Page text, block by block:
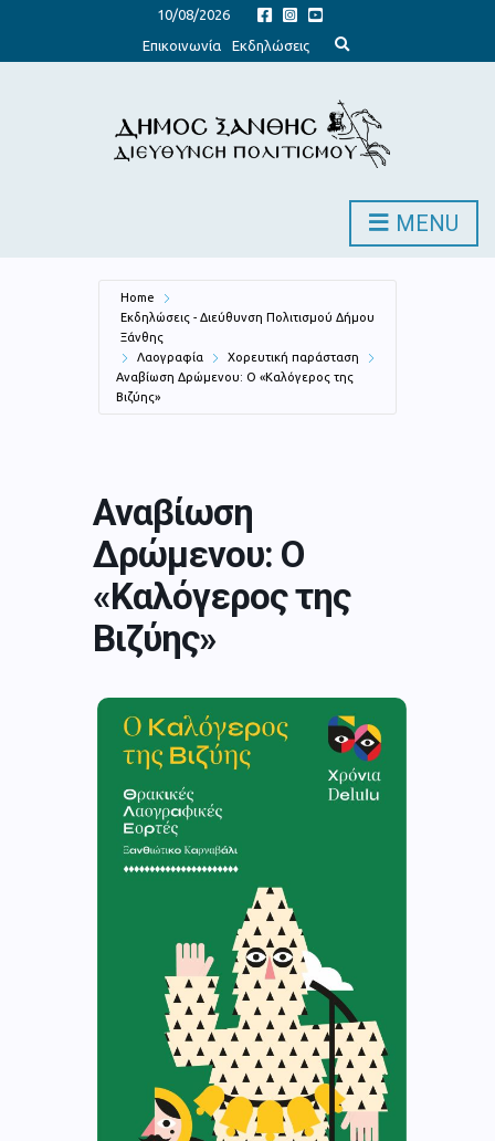
10/08/2026
Επικοινωνία
Εκδηλώσεις
x
d
s
e
c
o
MENU
Home
Εκδηλώσεις - Διεύθυνση Πολιτισμού Δήμου
Ξάνθης
Λαογραφία
Χορευτική παράσταση
Αναβίωση Δρώμενου: Ο «Καλόγερος της
Βιζύης»
Αναβίωση
Δρώμενου: Ο
«Καλόγερος της
Βιζύης»